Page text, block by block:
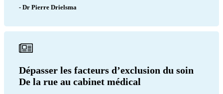
- Dr Pierre Drielsma
Dépasser les facteurs d’exclusion du soin
De la rue au cabinet médical